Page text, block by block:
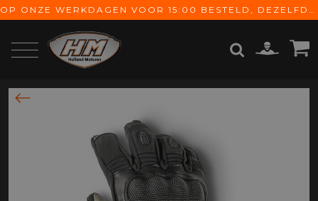
OP ONZE WERKDAGEN VOOR 15:00 BESTELD, DEZELFDE DAG VERZONDEN! GRATIS VERZENDING VANAF € 65,-